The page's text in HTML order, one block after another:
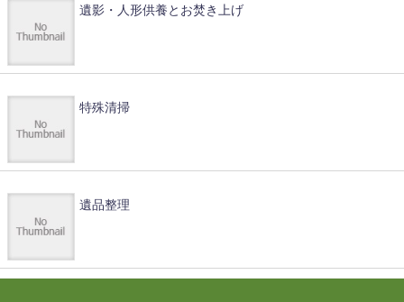
遺影・人形供養とお焚き上げ
特殊清掃
遺品整理